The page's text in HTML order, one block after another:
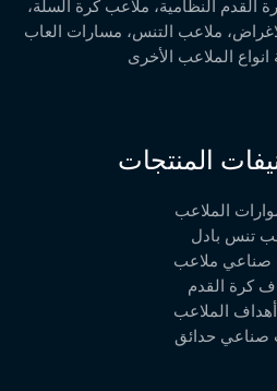
القدم النظامية، ملاعب كرة السلة،
ملاعب التنس، مسارات العاب
انواع الملاعب الأخرى
المنتجات
الملاعب
تنس بادل
ملاعب
كرة القدم
الملاعب
حدائق